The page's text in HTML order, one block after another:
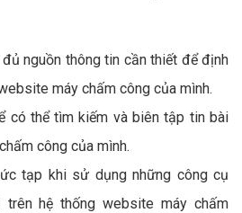
nguồn thông tin cần thiết để định
máy chấm công của mình.
có thể tìm kiếm và biên tập tin bài
công của mình.
tạp khi sử dụng những công cụ
hệ thống website máy chấm